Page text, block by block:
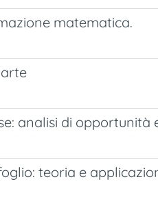
matematica.
analisi di opportunità
teoria e